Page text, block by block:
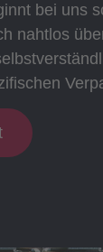
bei uns
nahtlos